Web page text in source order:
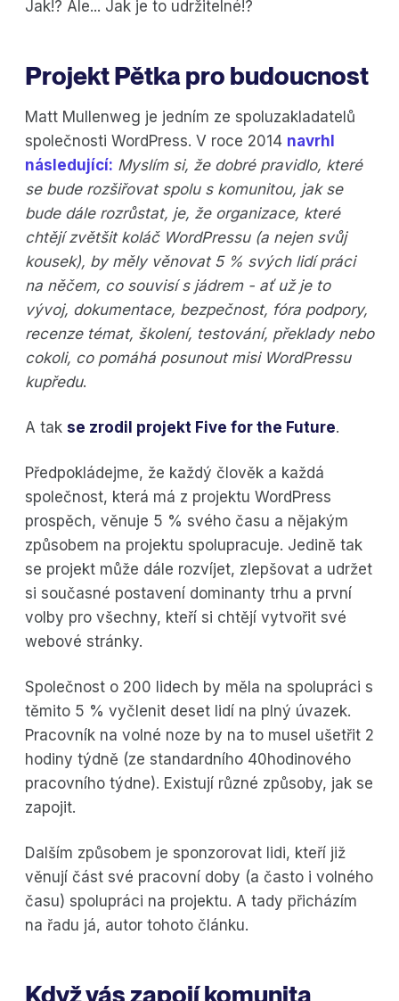
Jak!? Ale... Jak je to udržitelné!?
Projekt Pětka pro budoucnost
Matt Mullenweg je jedním ze spoluzakladatelů
společnosti WordPress. V roce 2014 navrhl
následující: Myslím si, že dobré pravidlo, které
se bude rozšiřovat spolu s komunitou, jak se
bude dále rozrůstat, je, že organizace, které
chtějí zvětšit koláč WordPressu (a nejen svůj
kousek), by měly věnovat 5 % svých lidí práci
na něčem, co souvisí s jádrem - ať už je to
vývoj, dokumentace, bezpečnost, fóra podpory,
recenze témat, školení, testování, překlady nebo
cokoli, co pomáhá posunout misi WordPressu
kupředu.
A tak se zrodil projekt Five for the Future.
Předpokládejme, že každý člověk a každá
společnost, která má z projektu WordPress
prospěch, věnuje 5 % svého času a nějakým
způsobem na projektu spolupracuje. Jedině tak
se projekt může dále rozvíjet, zlepšovat a udržet
si současné postavení dominanty trhu a první
volby pro všechny, kteří si chtějí vytvořit své
webové stránky.
Společnost o 200 lidech by měla na spolupráci s
těmito 5 % vyčlenit deset lidí na plný úvazek.
Pracovník na volné noze by na to musel ušetřit 2
hodiny týdně (ze standardního 40hodinového
pracovního týdne). Existují různé způsoby, jak se
zapojit.
Dalším způsobem je sponzorovat lidi, kteří již
věnují část své pracovní doby (a často i volného
času) spolupráci na projektu. A tady přicházím
na řadu já, autor tohoto článku.
Když vás zapojí komunita